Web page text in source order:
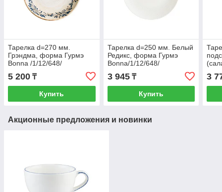
Тарелка d=270 мм.
Грэндма, форма Гурмэ
Bonna /1/12/648/
5 200 ₸
Купить
Тарелка d=250 мм. Белый
Редикс, форма Гурмэ
Bonna/1/12/648/
3 945₸
Купить
3
Акционные предложения и новинки